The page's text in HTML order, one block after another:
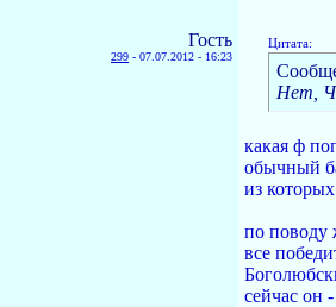
Гость
299 - 07.07.2012 - 16:23
Цитата:
Нет,
какая ф
обычный
из
по поводу
все
сейчас он